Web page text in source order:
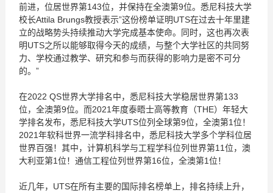
前进，位居世界第143位，并保持在全澳第9位。悉尼科技大学
校长Attila Brungs教授表示”这份榜单证明UTS在过去十年里建
立的战略势头持续推动大学完成基本使命。同时，这也再次表
明UTS之所以能够取得今天的成绩，与整个大学社区的共同努
力、学校通过教学、研究和参与而获得的影响力是密不可分
的。”
在2022 QS世界大学排名中，悉尼科技大学稳居世界第133
位，全澳第9位。而2021年度泰晤士高等教育（THE）年轻大
学排名发布，悉尼科技大学UTS位列全球第9位，全澳第1位！
2021年软科世界一流学科排名中，悉尼科技大学多个学科位居
世界百强！其中，计算机科学与工程学科位列世界第11位，澳
大利亚第1位！通信工程位列世界第16位，全澳第1位！
近几年，UTS在所有主要的国际排名榜单上，排名持续上升，